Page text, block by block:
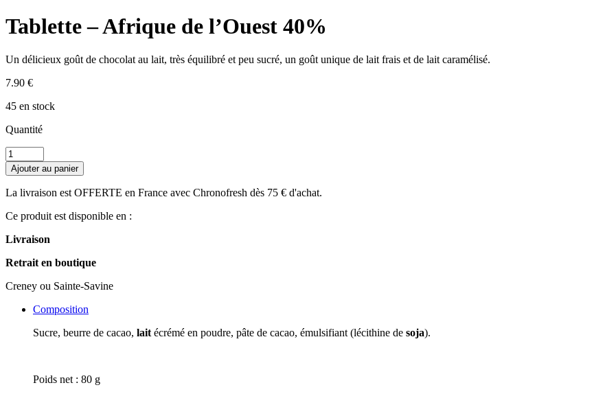
Tablette – Afrique de l’Ouest 40%
Un délicieux goût de chocolat au lait, très équilibré et peu sucré, un goût unique de lait frais et de lait caramélisé.
7.90 €
45 en stock
Quantité
quantité
de
Tablette
-
de
40%
Ajouter au panier
La livraison est OFFERTE en France avec Chronofresh dès 75 € d'achat.
Ce produit est disponible en :
Livraison
Retrait en boutique
Creney ou Sainte-Savine
Composition
Sucre, beurre de cacao, lait écrémé en poudre, pâte de cacao, émulsifiant (lécithine de soja).
Poids net : 80 g